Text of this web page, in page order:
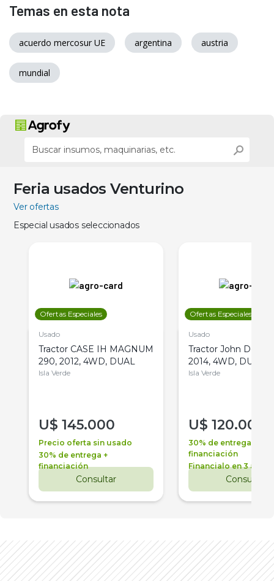
Temas en esta nota
acuerdo mercosur UE argentina austria
mundial
Feria usados Venturino
Ver ofertas
Especial usados seleccionados
Ofertas Especiales
Usado
Tractor CASE IH MAGNUM
290, 2012, 4WD, DUAL
Isla Verde
U$ 145.000
Precio oferta sin usado
30% de entrega +
financiación
Consultar
Ofertas Especiales
Usado
Tractor John Deere
2014, 4WD, DUAL
Isla Verde
U$ 120.000
30% de entrega +
financiación
Financialo en 3 años
Consultar